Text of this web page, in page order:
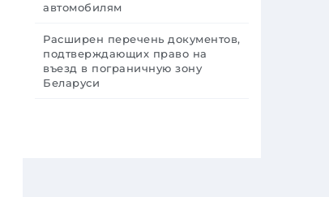
автомобилям
Расширен перечень документов,
подтверждающих право на
въезд в пограничную зону
Беларуси